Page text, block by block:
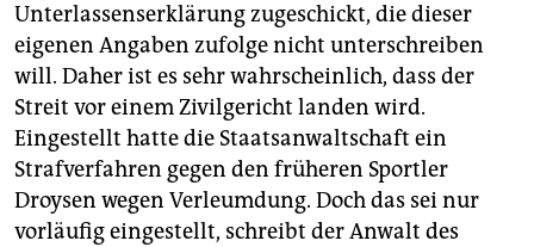
Unterlassenserklärung zugeschickt, die dieser
eigenen Angaben zufolge nicht unterschreiben
will. Daher ist es sehr wahrscheinlich, dass der
Streit vor einem Zivilgericht landen wird.
Eingestellt hatte die Staatsanwaltschaft ein
Strafverfahren gegen den früheren Sportler
Droysen wegen Verleumdung. Doch das sei nur
vorläufig eingestellt, schreibt der Anwalt des